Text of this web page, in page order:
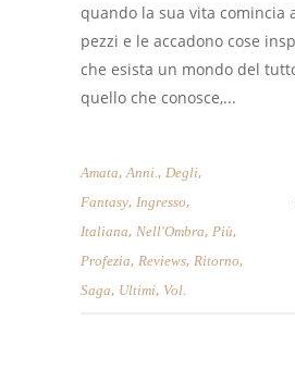
quando la sua vita comincia
pezzi e le accadono cose
che esista un mondo del
quello che conosce,...
Amata,Anni., Degli,
Fantasy, Ingresso,
Italiana, Nell'Ombra, Più,
Profezia, Reviews, Ritorno,
Saga, Ultimi, Vol.